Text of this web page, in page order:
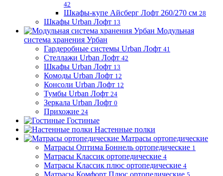
42
Шкафы-купе Айсберг Лофт 260/270 см 28
Шкафы Urban Лофт 13
Модульная
система хранения Урбан
Гардеробные системы Urban Лофт 41
Стеллажи Urban Лофт 42
Шкафы Urban Лофт 13
Комоды Urban Лофт 12
Консоли Urban Лофт 12
Тумбы Urban Лофт 24
Зеркала Urban Лофт 0
Прихожие 24
Гостиные
Настенные полки
Матрасы ортопедические
Матрасы Оптима Боннель ортопедические 1
Матрасы Классик ортопедические 4
Матрасы Классик плюс ортопедические 4
Матрасы Комфорт Плюс ортопедические